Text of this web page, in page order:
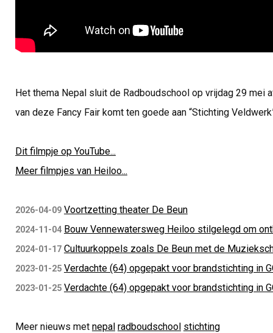
Het thema Nepal sluit de Radboudschool op vrijdag 29 mei
van deze Fancy Fair komt ten goede aan “Stichting
Dit filmpje op YouTube...
Meer filmpjes van Heiloo...
2026-04-09 Voortzetting theater De Beun
2024-11-04 Bouw Vennewatersweg Heiloo stilgelegd om
2024-01-17 Cultuurkoppels zoals De Beun met de
2023-01-25 Verdachte (64) opgepakt voor brandstichting in
2023-01-25 Verdachte (64) opgepakt voor brandstichting in
Meer nieuws met nepal radboudschool stichting